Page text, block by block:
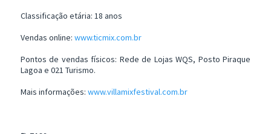
Classificação etária: 18 anos
Vendas online: www.ticmix.com.br
Pontos de vendas físicos: Rede de Lojas WQS, Posto Piraque
Lagoa e 021 Turismo.
Mais informações: www.villamixfestival.com.br